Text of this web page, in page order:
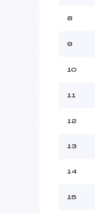
8
9
10
11
12
13
14
15